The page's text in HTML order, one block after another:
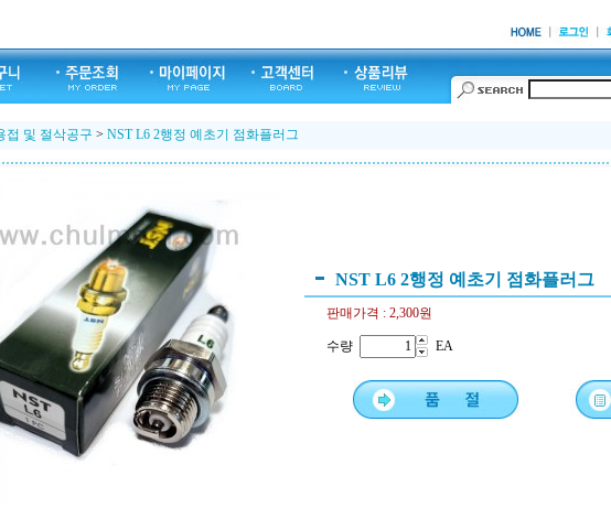
접 및 절삭공구 > NST L6 2행정 예초기 점화플러그
NST L6 2행정 예초기 점화플러그
판매가격 : 2,300원
수량 EA